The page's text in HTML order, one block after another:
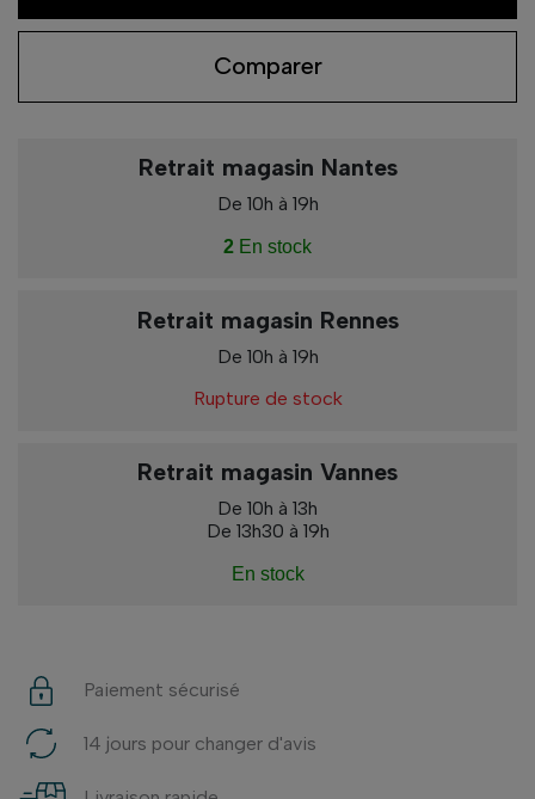
Comparer
Retrait magasin Nantes
De 10h à 19h
2 En stock
Retrait magasin Rennes
De 10h à 19h
Rupture de stock
Retrait magasin Vannes
De 10h à 13h
De 13h30 à 19h
En stock
Paiement sécurisé
14 jours pour changer d'avis